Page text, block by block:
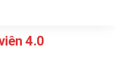
4.0